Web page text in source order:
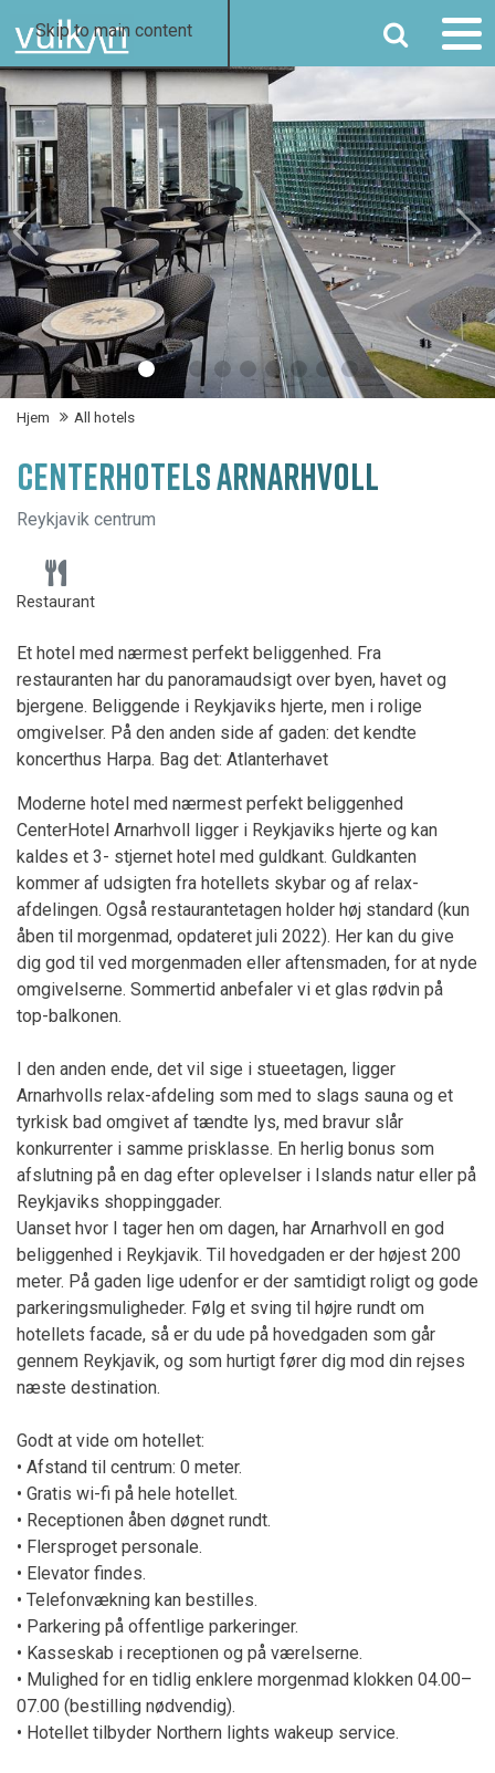
Skip to main content SØG
Hjem All hotels
CENTERHOTELS ARNARHVOLL
Reykjavik centrum
Restaurant
Et hotel med nærmest perfekt beliggenhed. Fra
restauranten har du panoramaudsigt over byen, havet og
bjergene. Beliggende i Reykjaviks hjerte, men i rolige
omgivelser. På den anden side af gaden: det kendte
koncerthus Harpa. Bag det: Atlanterhavet
Moderne hotel med nærmest perfekt beliggenhed
CenterHotel Arnarhvoll ligger i Reykjaviks hjerte og kan
kaldes et 3- stjernet hotel med guldkant. Guldkanten
kommer af udsigten fra hotellets skybar og af relax-
afdelingen. Også restaurantetagen holder høj standard (kun
åben til morgenmad, opdateret juli 2022). Her kan du give
dig god til ved morgenmaden eller aftensmaden, for at nyde
omgivelserne. Sommertid anbefaler vi et glas rødvin på
top-balkonen.
I den anden ende, det vil sige i stueetagen, ligger
Arnarhvolls relax-afdeling som med to slags sauna og et
tyrkisk bad omgivet af tændte lys, med bravur slår
konkurrenter i samme prisklasse. En herlig bonus som
afslutning på en dag efter oplevelser i Islands natur eller på
Reykjaviks shoppinggader.
Uanset hvor I tager hen om dagen, har Arnarhvoll en god
beliggenhed i Reykjavik. Til hovedgaden er der højest 200
meter. På gaden lige udenfor er der samtidigt roligt og gode
parkeringsmuligheder. Følg et sving til højre rundt om
hotellets facade, så er du ude på hovedgaden som går
gennem Reykjavik, og som hurtigt fører dig mod din rejses
næste destination.
Godt at vide om hotellet:
• Afstand til centrum: 0 meter.
• Gratis wi-fi på hele hotellet.
• Receptionen åben døgnet rundt.
• Flersproget personale.
• Elevator findes.
• Telefonvækning kan bestilles.
• Parkering på offentlige parkeringer.
• Kasseskab i receptionen og på værelserne.
• Mulighed for en tidlig enklere morgenmad klokken 04.00–
07.00 (bestilling nødvendig).
• Hotellet tilbyder Northern lights wakeup service.